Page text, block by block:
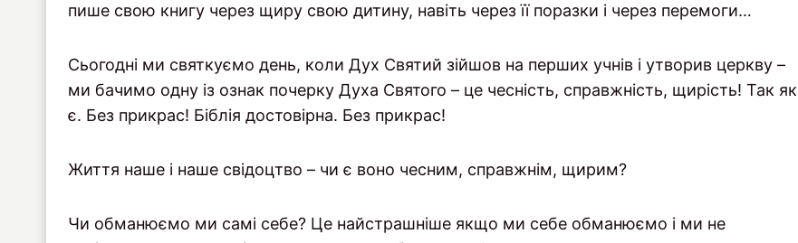
пише свою книгу через щиру свою дитину, навіть через її поразки і через перемоги…
Сьогодні ми святкуємо день, коли Дух Святий зійшов на перших учнів і утворив церкву –
ми бачимо одну із ознак почерку Духа Святого – це чесність, справжність, щирість! Так як
є. Без прикрас! Біблія достовірна. Без прикрас!
Життя наше і наше свідоцтво – чи є воно чесним, справжнім, щирим?
Чи обманюємо ми самі себе? Це найстрашніше якщо ми себе обманюємо і ми не